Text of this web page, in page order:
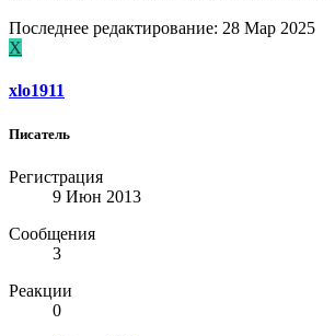
Последнее редактирование: 28 Мар 2025
X
xlo1911
Писатель
Регистрация
9 Июн 2013
Сообщения
3
Реакции
0